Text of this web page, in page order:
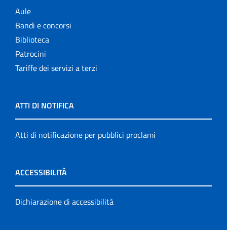
Aule
Bandi e concorsi
Biblioteca
Patrocini
Tariffe dei servizi a terzi
ATTI DI NOTIFICA
Atti di notificazione per pubblici proclami
ACCESSIBILITÀ
Dichiarazione di accessibilità